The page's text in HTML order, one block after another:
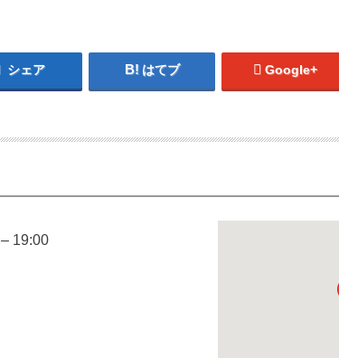
シェア はてブ Google+
– 19:00